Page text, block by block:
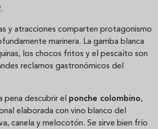
y atracciones comparten protagonismo
marinera. La gamba blanca
los chocos fritos y el pescaíto son
reclamos gastronómicos del
pena descubrir el ponche colombino,
elaborada con vino blanco del
canela y melocotón. Se sirve bien frío